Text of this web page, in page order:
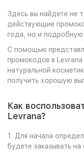
Здесь вы найдете не
действующие
года, но и
С помощью
промокодов в Levrana
натуральной
получить хорошую
Как
Levrana?
1. Для начала
будете заказывать на